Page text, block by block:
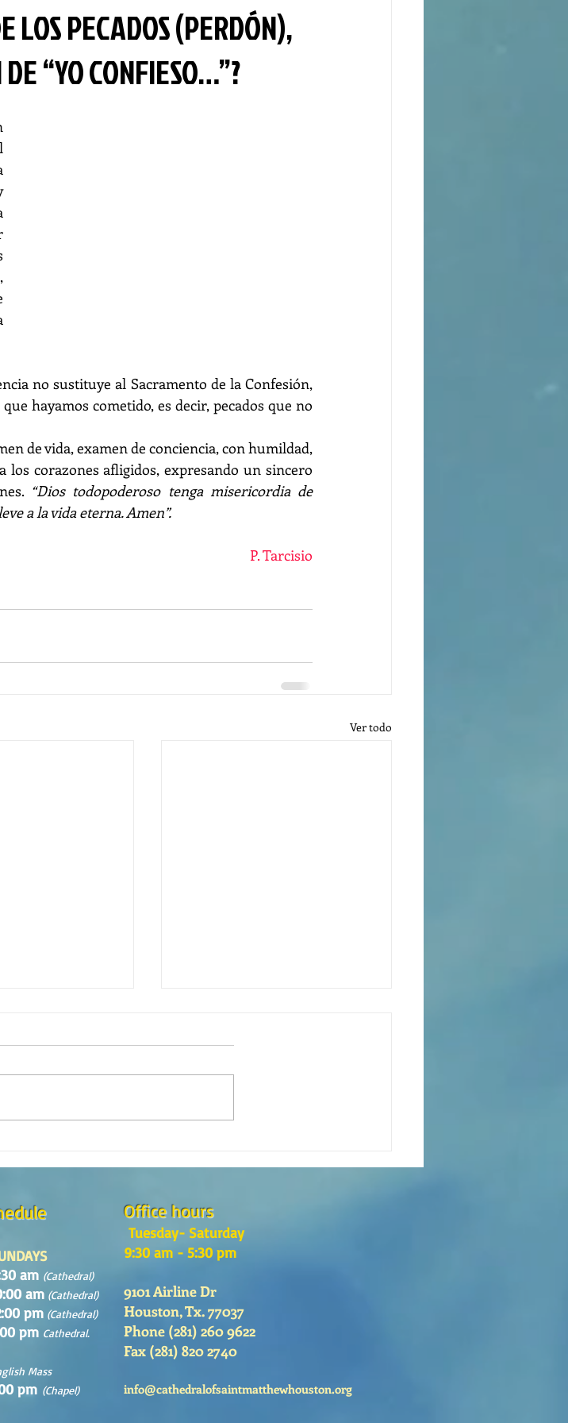
LOS PECADOS (PERDÓN),
“YO CONFIESO…”?
no sustituye al Sacramento de la Confesión,
hayamos cometido, es decir, pecados que no
de vida, examen de conciencia, con humildad,
los corazones afligidos, expresando un sincero
“Dios todopoderoso tenga misericordia de
a la vida eterna. Amen”.
P. Tarcisio
Ver todo
San Mateo?
St. Matthew's Cathedral?
am (Cathedral)
am (Cathedral)
pm (Cathedral)
pm Cathedral.
Mass
pm (Chapel)
Office hours
Tuesday- Saturday
9:30 am - 5:30 pm
9101 Airline Dr
Houston, Tx. 77037
Phone (281) 260 9622
Fax (281) 820 2740
info@cathedralofsaintmatthewhouston.org